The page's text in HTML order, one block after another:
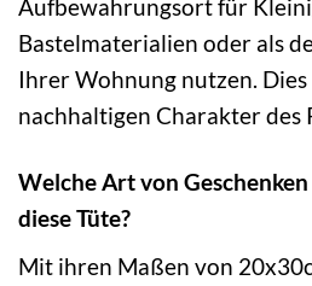
Aufbewahrungsort für
Bastelmaterialien oder als
Ihrer Wohnung nutzen.
nachhaltigen Charakter des
Welche Art von
diese Tüte?
Mit ihren Maßen von